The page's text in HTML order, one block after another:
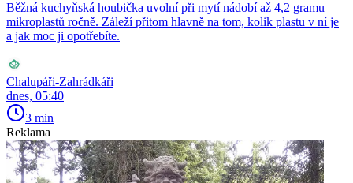
Běžná kuchyňská houbička uvolní při mytí nádobí až 4,2 gramu
mikroplastů ročně. Záleží přitom hlavně na tom, kolik plastu v ní je
a jak moc ji opotřebíte.
Chalupáři-Zahrádkáři
dnes, 05:40
3 min
Reklama